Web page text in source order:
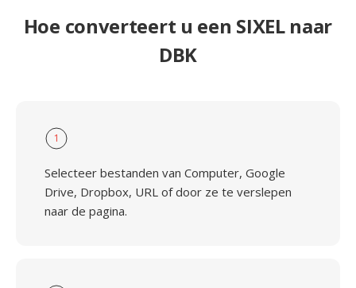
Hoe converteert u een SIXEL naar
DBK
1
Selecteer bestanden van Computer, Google
Drive, Dropbox, URL of door ze te verslepen
naar de pagina.